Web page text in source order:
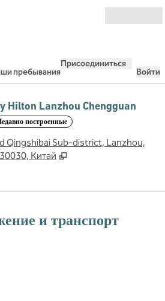
пребывания
Присоединиться
Войти
Hilton Lanzhou Chengguan
построенные
Qingshibai Sub-district, Lanzhou,
Китай
и транспорт